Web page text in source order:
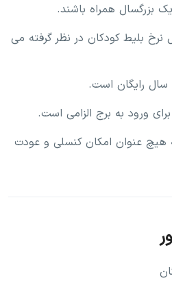
آکواریوم دبی مال (آخر هفته): ۱۰:۰۰ الی
ویو: همه‌روزه از ۱۰:۳۰ الی ۲۱:۰۰
طبقات ۱۲۴ و ۱۲۵ برج خلیفه (شنبه و
یکشنبه): ۰۵:۰۰ الی ۲۴:۰۰، ساعت پیک ۱۰:۰۰
طبقات ۱۲۴ و ۱۲۵ برج خلیفه (دوشنبه تا
بزرگسال همراه باشند.
۴ تا ۸ سال نرخ بليط كودكان در نظر گرفته می
ورود به برج الزامی است.
هیچ عنوان امکان کنسلی و عودت